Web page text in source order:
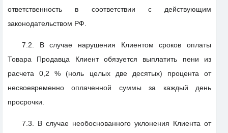
ответственность в соответствии с действующим
законодательством РФ.
7.2. В случае нарушения Клиентом сроков оплаты
Товара Продавца Клиент обязуется выплатить пени из
расчета 0,2 % (ноль целых две десятых) процента от
несвоевременно оплаченной суммы за каждый день
просрочки.
7.3. В случае необоснованного уклонения Клиента от